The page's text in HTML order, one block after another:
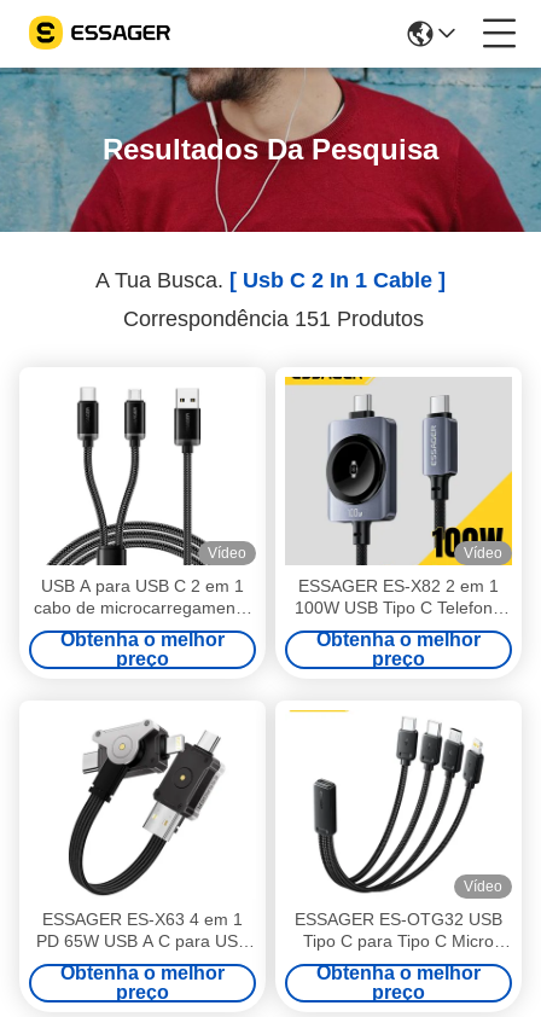
Resultados Da Pesquisa
A Tua Busca. [ Usb C 2 In 1 Cable ]
Correspondência 151 Produtos
Vídeo
USB A para USB C 2 em 1
cabo de microcarregamento
40W 1,2m série ES-X60
Obtenha o melhor
preço
Vídeo
ESSAGER ES-X82 2 em 1
100W USB Tipo C Telefone
relógio cabo de
carregamento com Smart
Watch Carregamento sem fio
Obtenha o melhor
preço
ESSAGER ES-X63 4 em 1
PD 65W USB A C para USB
C L Cable de carregamento
de dados
Obtenha o melhor
preço
Vídeo
ESSAGER ES-OTG32 USB
Tipo C para Tipo C Micro
USB Lightning 4 em 1
Adaptador cabo de
carregamento
Obtenha o melhor
preço